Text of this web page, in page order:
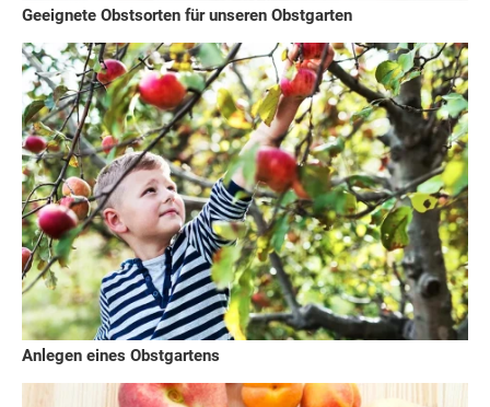
Geeignete Obstsorten für unseren Obstgarten
Anlegen eines Obstgartens